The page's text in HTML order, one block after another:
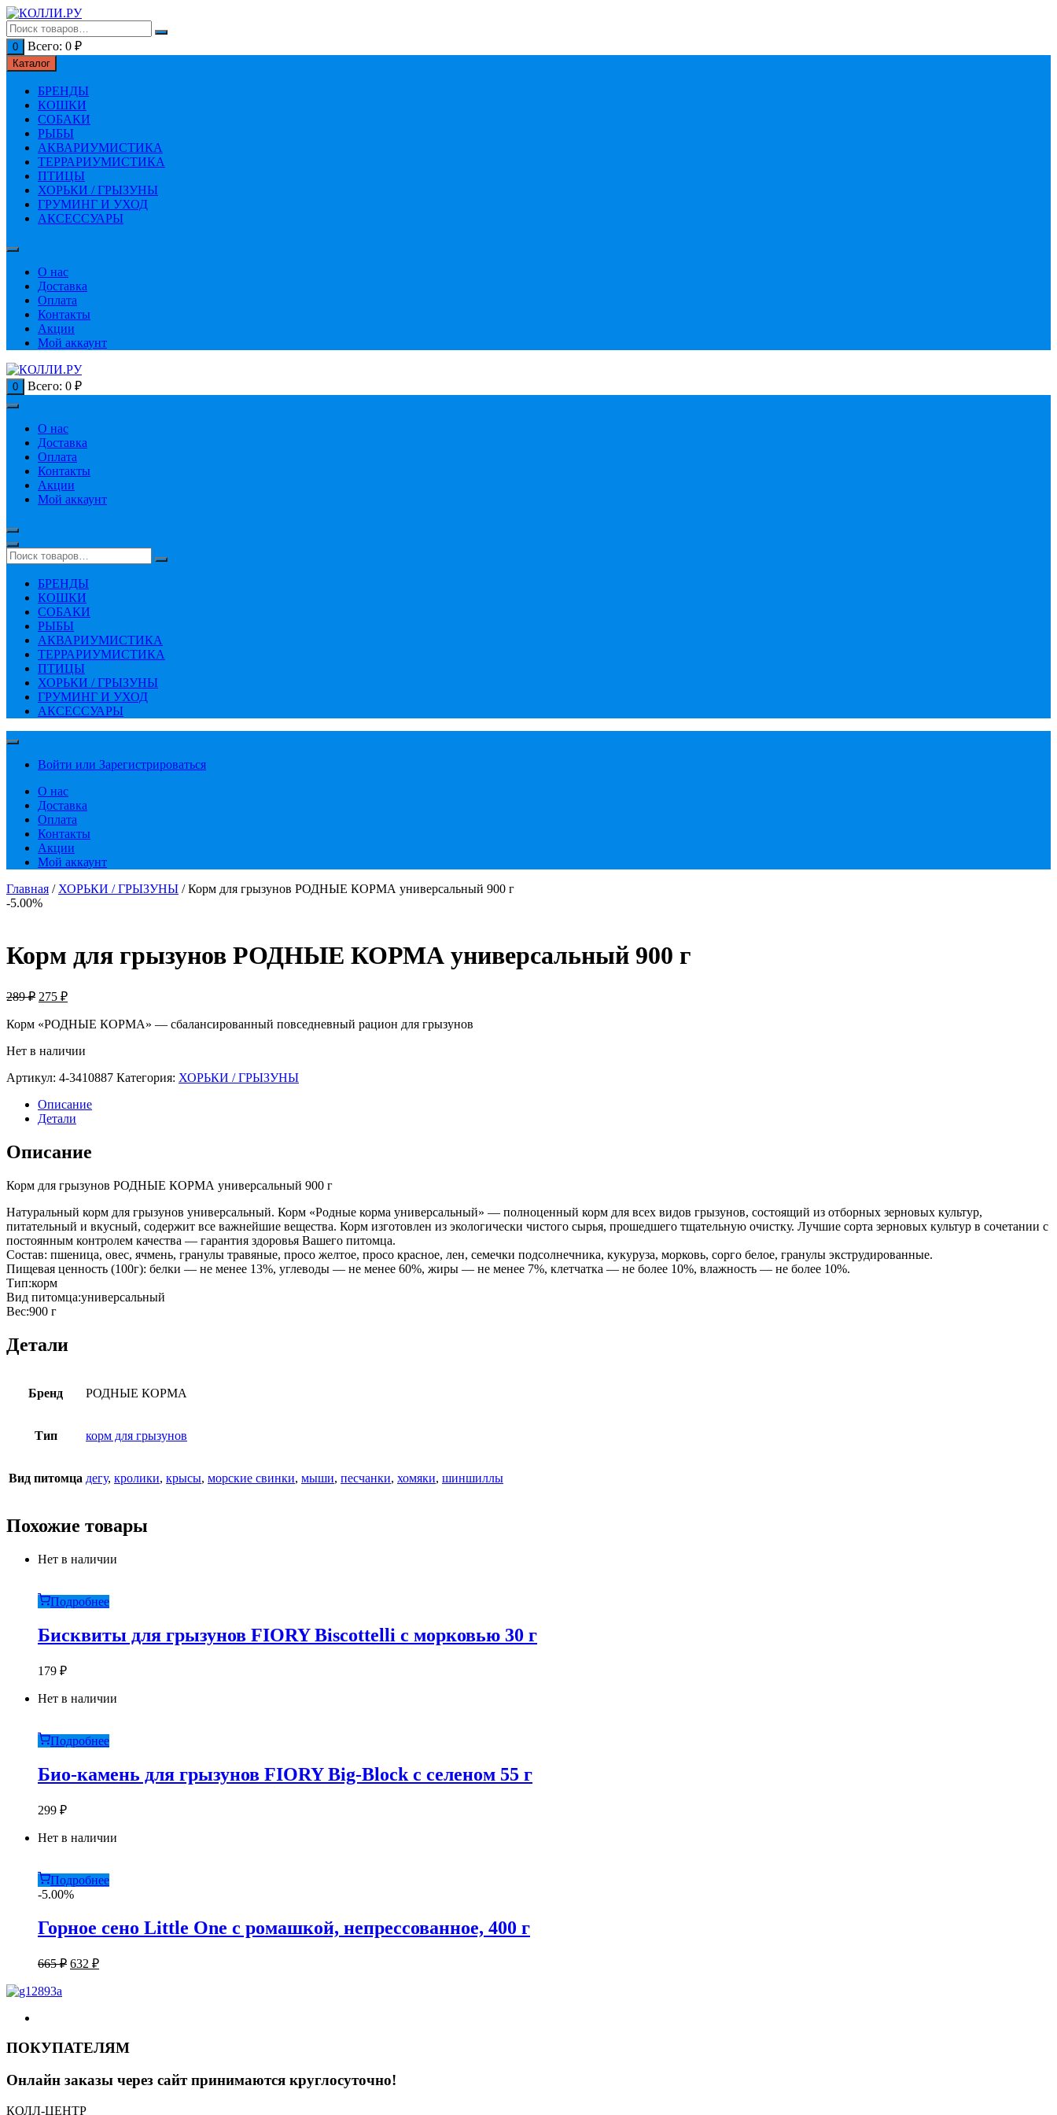
Перейти
к
содержимому
0 Всего: 0 ₽
Каталог
БРЕНДЫ
КОШКИ
СОБАКИ
РЫБЫ
АКВАРИУМИСТИКА
ТЕРРАРИУМИСТИКА
ПТИЦЫ
ХОРЬКИ / ГРЫЗУНЫ
ГРУМИНГ И УХОД
АКСЕССУАРЫ
О нас
Доставка
Оплата
Контакты
Акции
Мой аккаунт
0 Всего: 0 ₽
О нас
Доставка
Оплата
Контакты
Акции
Мой аккаунт
БРЕНДЫ
КОШКИ
СОБАКИ
РЫБЫ
АКВАРИУМИСТИКА
ТЕРРАРИУМИСТИКА
ПТИЦЫ
ХОРЬКИ / ГРЫЗУНЫ
ГРУМИНГ И УХОД
АКСЕССУАРЫ
Войти или Зарегистрироваться
О нас
Доставка
Оплата
Контакты
Акции
Мой аккаунт
Главная / ХОРЬКИ / ГРЫЗУНЫ / Корм для грызунов РОДНЫЕ КОРМА универсальный 900 г
-5.00%
Корм для грызунов РОДНЫЕ КОРМА универсальный 900 г
289₽ Первоначальная
составляла
275 ₽Текущая
275 ₽.
Корм «РОДНЫЕ КОРМА» — сбалансированный повседневный рацион для грызунов
Нет в наличии
Артикул: 4-3410887 Категория: ХОРЬКИ / ГРЫЗУНЫ
Описание
Детали
Описание
Корм для грызунов РОДНЫЕ КОРМА универсальный 900 г
Натуральный корм для грызунов универсальный. Корм «Родные корма универсальный» — полноценный корм для всех видов грызунов, состоящий из отборных зерновых культур,
питательный и вкусный, содержит все важнейшие вещества. Корм изготовлен из экологически чистого сырья, прошедшего тщательную очистку. Лучшие сорта зерновых культур в сочетании с
постоянным контролем качества — гарантия здоровья Вашего питомца.
Состав: пшеница, овес, ячмень, гранулы травяные, просо желтое, просо красное, лен, семечки подсолнечника, кукуруза, морковь, сорго белое, гранулы экструдированные.
Пищевая ценность (100г): белки — не менее 13%, углеводы — не менее 60%, жиры — не менее 7%, клетчатка — не более 10%, влажность — не более 10%.
Тип:корм
Вид питомца:универсальный
Вес:900 г
Детали
Бренд РОДНЫЕ КОРМА
Тип корм для грызунов
Вид питомца дегу, кролики, крысы, морские свинки, мыши, песчанки, хомяки, шиншиллы
Похожие товары
Нет в наличии
Подробнее
Бисквиты для грызунов FIORY Biscottelli с морковью 30 г
179 ₽
Нет в наличии
Подробнее
Био-камень для грызунов FIORY Big-Block с селеном 55 г
299 ₽
Нет в наличии
Подробнее
-5.00%
Горное сено Little One с ромашкой, непрессованное, 400 г
665₽ Первоначальная
632 ₽Текущая
ПОКУПАТЕЛЯМ
Онлайн заказы через сайт принимаются круглосуточно!
КОЛЛ-ЦЕНТР